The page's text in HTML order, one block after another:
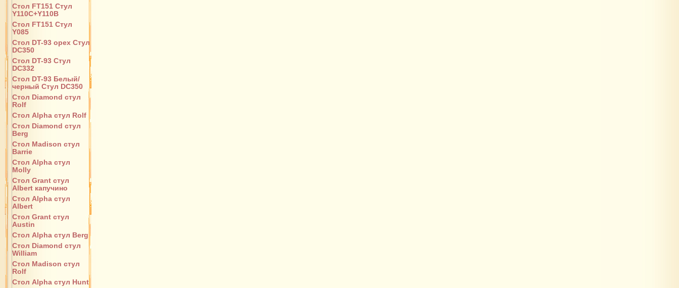
Стол FT151 Стул
Y110C+Y110B
Стол FT151 Стул
Y085
Стол DT-93 орех Стул
DC350
Стол DT-93 Стул
DC332
Стол DT-93 Белый/
черный Стул DC350
Стол Diamond стул
Rolf
Стол Alpha стул Rolf
Стол Diamond стул
Berg
Стол Madison стул
Barrie
Стол Alpha стул
Molly
Стол Grant стул
Albert капучино
Стол Alpha стул
Albert
Стол Grant стул
Austin
Стол Alpha стул Berg
Стол Diamond стул
William
Стол Madison стул
Rolf
Стол Alpha стул Hunt